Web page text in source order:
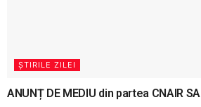
ȘTIRILE ZILEI
ANUNȚ DE MEDIU din partea CNAIR SA